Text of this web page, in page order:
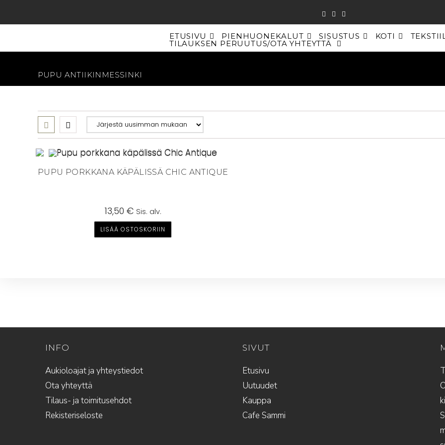
ETUSIVU PIENHUONEKALUT SISUSTUS KOTI
TILAUKSEN PERUUTUS/OTA YHTEYTTÄ TOGGLE
WEBSITE
PUPU ANTIIKINMESSINKI
PUPU PORKKANA KÄPÄLISSÄ CHIC ANTIQUE
13,50€ Sis. alv.
LISÄÄ OSTOSKORIIN
INFO
Aukioloajat ja yhteystiedot
Ota yhteyttä
Tilaus- ja toimitusehdot
Rekisteriseloste
SIVUT
Etusivu
Uutuudet
Kauppa
Cafe Sammi